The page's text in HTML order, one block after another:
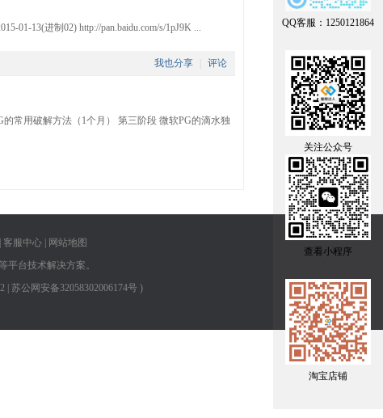
QQ客服：1250121864
关注公众号
查看小程序
淘宝店铺
01-13(进制02) http://pan.baidu.com/s/1pJ9K ...
我也分享 评论
常用破解方法（1个月） 第三阶段 微软PG的滴水独
客服中心
网站地图
台技术解决方案。
| 苏公网安备32058302006174号 )